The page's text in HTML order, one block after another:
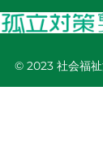
© 2023 社会福